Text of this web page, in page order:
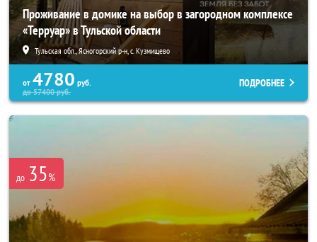
Проживание в домике на выбор в загородном комплексе
«Терруар» в Тульской области
Тульская обл., Ясногорский р-н, с. Кузмищево
от 4780 руб.
до57400руб.
ПОДРОБНЕЕ
до 35%